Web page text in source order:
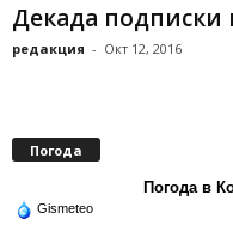
Декада подписки
редакция - Окт 12, 2016
Погода
Погода в
Gismeteo